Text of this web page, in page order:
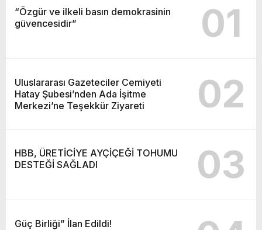
“Özgür ve ilkeli basın demokrasinin
güvencesidir”
01
Uluslararası Gazeteciler Cemiyeti
Hatay Şubesi’nden Ada İşitme
Merkezi’ne Teşekkür Ziyareti
02
HBB, ÜRETİCİYE AYÇİÇEĞİ TOHUMU
DESTEĞİ SAĞLADI
03
Güç Birliği” İlan Edildi!